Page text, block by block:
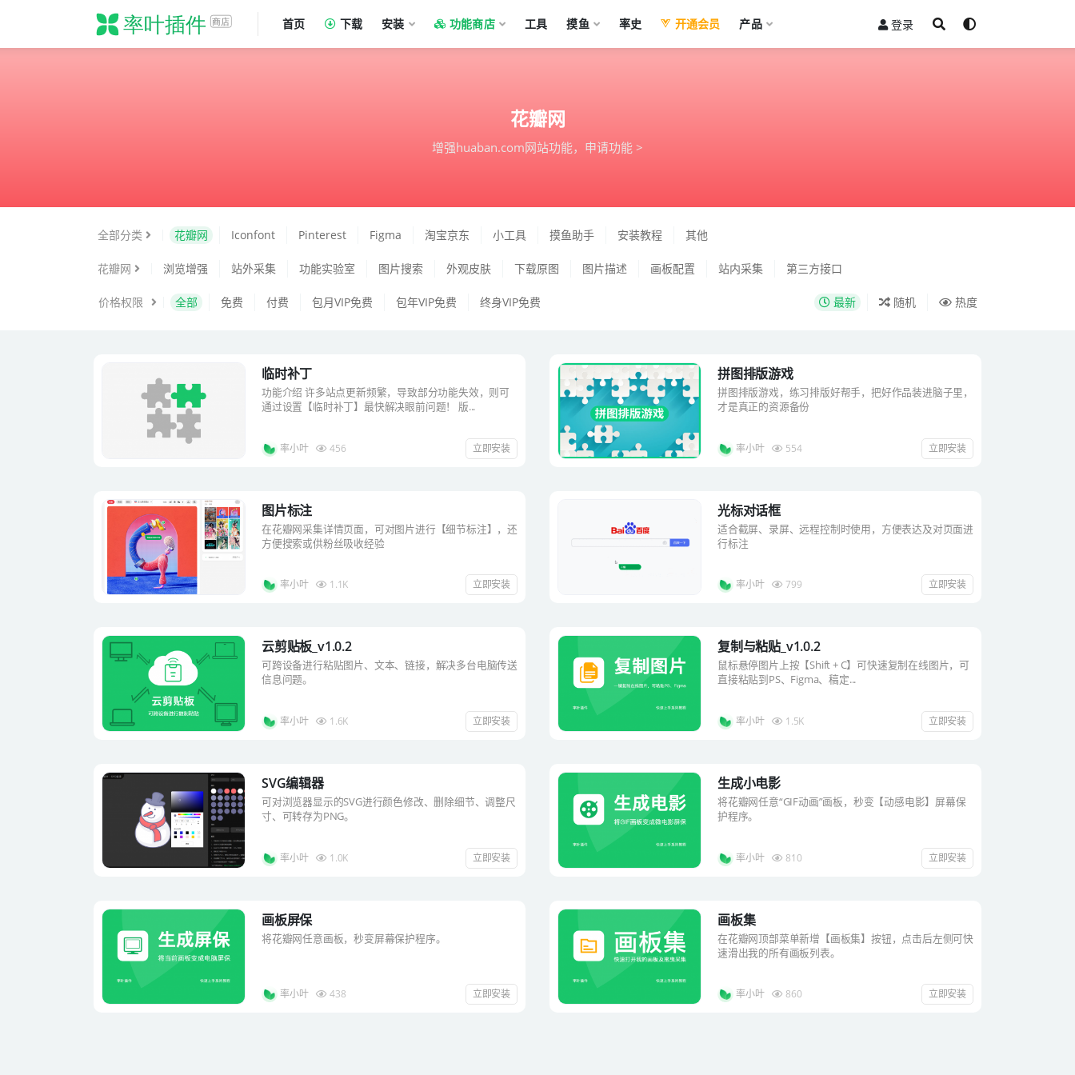
首页 下载 安装 功能商店 工具 摸鱼 率史 开通会员 产品 登录
花瓣网
增强huaban.com网站功能， 申请功能 >
全部分类 花瓣网 Iconfont Pinterest Figma 淘宝京东 小工具 摸鱼助手 安装教程 其他
花瓣网 浏览增强 站外采集 功能实验室 图片搜索 外观皮肤 下载原图 图片描述 画板配置 站内采集 第三方接口
价格权限 全部 免费 付费 包月VIP免费 包年VIP免费 终身VIP免费 最新 随机 热度
临时补丁
功能介绍 许多站点更新频繁，导致部分功能失效，则可
通过设置【临时补丁】最快解决眼前问题！ 版...
率小叶 456 立即安装
拼图排版游戏
拼图排版游戏，练习排版好帮手，把好作品装进脑子里，
才是真正的资源备份
率小叶 554 立即安装
图片标注
在花瓣网采集详情页面，可对图片进行【细节标注】，还
方便搜索或供粉丝吸收经验
率小叶 1.1K 立即安装
光标对话框
适合截屏、录屏、远程控制时使用，方便表达及对页面进
行标注
率小叶 799 立即安装
云剪贴板_v1.0.2
可跨设备进行粘贴图片、文本、链接，解决多台电脑传送
信息问题。
率小叶 1.6K 立即安装
复制与粘贴_v1.0.2
鼠标悬停图片上按【Shift + C】可快速复制在线图片，可
直接粘贴到PS、Figma、稿定...
率小叶 1.5K 立即安装
SVG编辑器
可对浏览器显示的SVG进行颜色修改、删除细节、调整尺
寸、可转存为PNG。
率小叶 1.0K 立即安装
生成小电影
将花瓣网任意“GIF动画”画板，秒变【动感电影】屏幕保
护程序。
率小叶 810 立即安装
画板屏保
将花瓣网任意画板，秒变屏幕保护程序。
率小叶 438 立即安装
画板集
在花瓣网顶部菜单新增【画板集】按钮，点击后左侧可快
速滑出我的所有画板列表。
率小叶 860 立即安装